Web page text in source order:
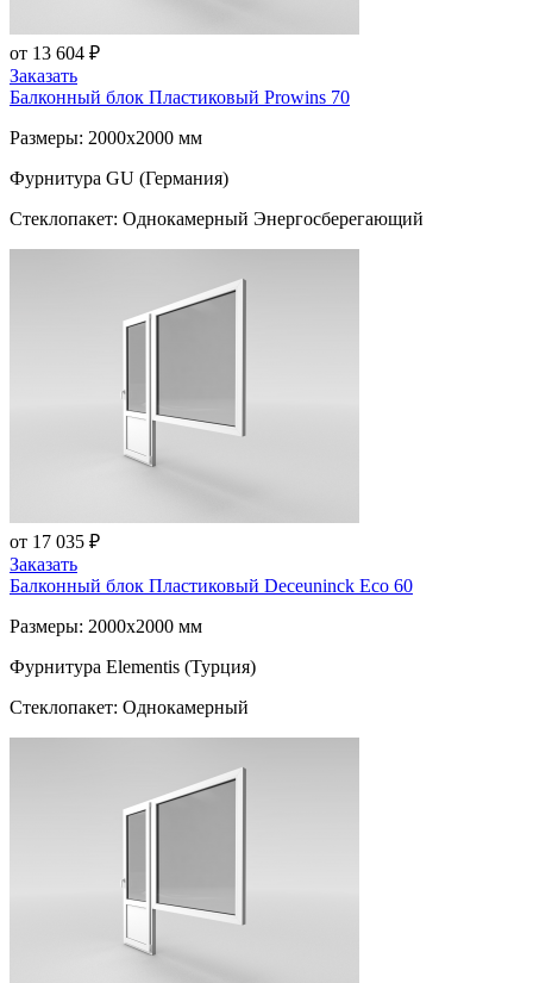
от 13 604 ₽
Заказать
Балконный блок Пластиковый Prowins 70
Размеры: 2000x2000 мм
Фурнитура GU (Германия)
Стеклопакет: Однокамерный Энергосберегающий
от 17 035 ₽
Заказать
Балконный блок Пластиковый Deceuninck Eco 60
Размеры: 2000x2000 мм
Фурнитура Elementis (Турция)
Стеклопакет: Однокамерный